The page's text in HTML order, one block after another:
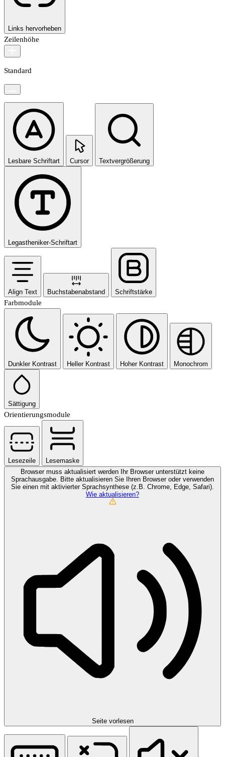
Links hervorheben
Zeilenhöhe
Standard
Lesbare Schriftart Cursor Textvergrößerung
Legastheniker-Schriftart
Align Text Buchstabenabstand Schriftstärke
Farbmodule
Dunkler Kontrast Heller Kontrast Hoher Kontrast Monochrom
Sättigung
Orientierungsmodule
Lesezeile
Lesemaske
Browser muss aktualisiert werden
Ihr Browser unterstützt keine
Sprachausgabe. Bitte aktualisieren Sie Ihren Browser oder verwenden
Sie einen mit aktivierter Sprachsynthese (z.B. Chrome, Edge, Safari).
Wie aktualisieren?
Seite vorlesen